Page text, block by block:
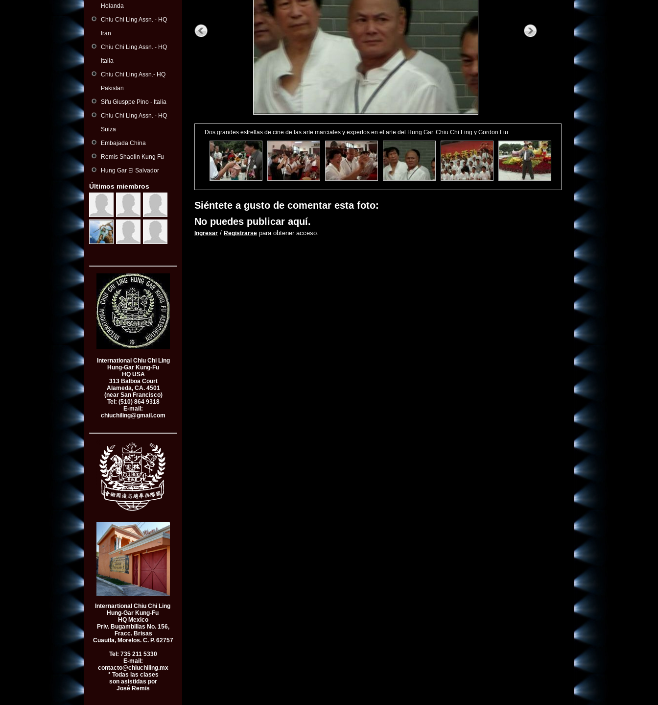
Holanda
Chiu Chi Ling Assn. - HQ
Iran
Chiu Chi Ling Assn. - HQ
Italia
Chiu Chi Ling Assn.- HQ
Pakistan
Sifu Giusppe Pino - Italia
Chiu Chi Ling Assn. - HQ
Suiza
Embajada China
Remis Shaolin Kung Fu
Hung Gar El Salvador
Últimos miembros
International Chiu Chi Ling
Hung-Gar Kung-Fu
HQ USA
313 Balboa Court
Alameda, CA. 4501
(near San Francisco)
Tel: (510) 864 9318
E-mail:
chiuchiling@gmail.com
Internartional Chiu Chi Ling
Hung-Gar Kung-Fu
HQ Mexico
Priv. Bugambilias No. 156,
Fracc. Brisas
Cuautla, Morelos. C. P. 62757
Tel: 735 211 5330
E-mail:
contacto@chiuchiling.mx
* Todas las clases
son asistidas por
José Remis
Dos grandes estrellas de cine de las arte marciales y expertos en el arte del Hung Gar. Chiu Chi Ling y Gordon Liu.
Siéntete a gusto de comentar esta foto:
No puedes publicar aquí.
Ingresar / Registrarse para obtener acceso.